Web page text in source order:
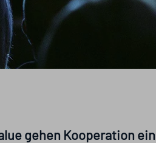
gehen Kooperation ein